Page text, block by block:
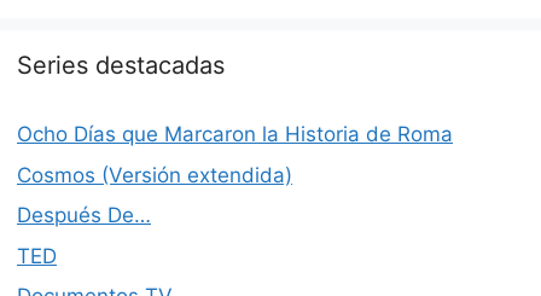
Series destacadas
Ocho Días que Marcaron la Historia de Roma
Cosmos (Versión extendida)
Después De…
TED